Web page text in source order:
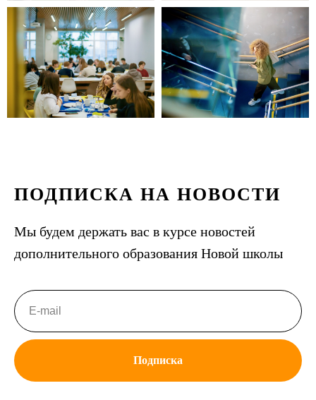
ПОДПИСКА НА НОВОСТИ
Мы будем держать вас в курсе новостей
дополнительного образования Новой школы
Подписка